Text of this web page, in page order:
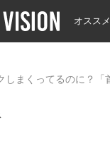
オスス
しまくってるのに？